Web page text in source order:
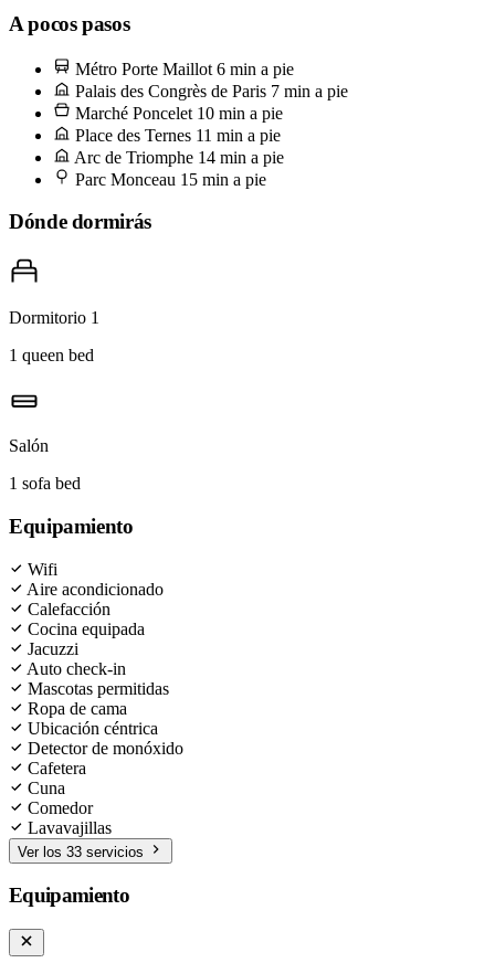
donde el barrio hace su compra cada mañana excepto los lunes. Para
meses y un Brillat-Savarin, y cómelos de vuelta en Lavie Maison
con una botella de la tienda de vinos que hay dos puertas más allá.
A pocos pasos
Métro Porte Maillot 6 min a pie
Palais des Congrès de Paris 7 min a pie
Marché Poncelet 10 min a pie
Place des Ternes 11 min a pie
Arc de Triomphe 14 min a pie
Parc Monceau 15 min a pie
Dónde dormirás
Dormitorio 1
1 queen bed
Salón
1 sofa bed
Equipamiento
Wifi
Aire acondicionado
Calefacción
Cocina equipada
Jacuzzi
Auto check-in
Mascotas permitidas
Ropa de cama
Ubicación céntrica
Detector de monóxido
Cafetera
Cuna
Comedor
Lavavajillas
Ver los 33 servicios
Equipamiento